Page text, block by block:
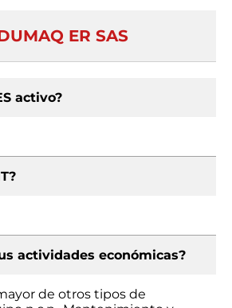
ER SAS
activo?
actividades económicas?
de otros tipos de